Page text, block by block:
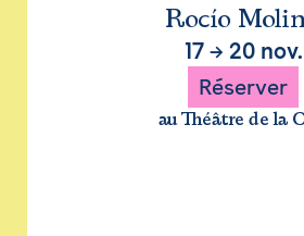
Rocío
17→ 20 nov.
Réserver
au Théâtre de la